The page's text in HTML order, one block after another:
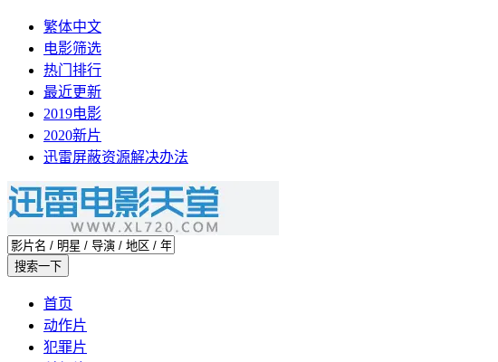
繁体中文
电影筛选
热门排行
最近更新
2019电影
2020新片
迅雷屏蔽资源解决办法
首页
动作片
犯罪片